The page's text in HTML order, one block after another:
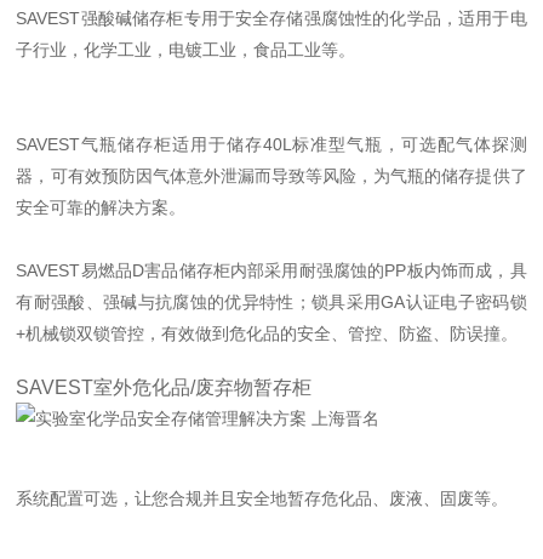
SAVEST强酸碱储存柜专用于安全存储强腐蚀性的化学品，适用于电
子行业，化学工业，电镀工业，食品工业等。
SAVEST气瓶储存柜适用于储存40L标准型气瓶，可选配气体探测
器，可有效预防因气体意外泄漏而导致等风险，为气瓶的储存提供了
安全可靠的解决方案。
SAVEST易燃品D害品储存柜内部采用耐强腐蚀的PP板内饰而成，具
有耐强酸、强碱与抗腐蚀的优异特性；锁具采用GA认证电子密码锁
+机械锁双锁管控，有效做到危化品的安全、管控、防盗、防误撞。
SAVEST室外危化品/废弃物暂存柜
系统配置可选，让您合规并且安全地暂存危化品、废液、固废等。